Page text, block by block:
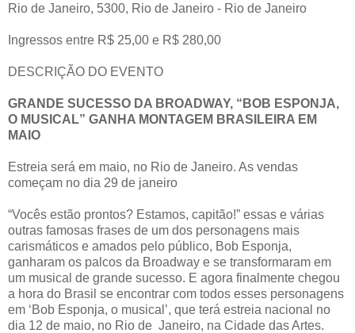
Rio de Janeiro, 5300, Rio de Janeiro - Rio de Janeiro
Ingressos entre R$ 25,00 e R$ 280,00
DESCRIÇÃO DO EVENTO
GRANDE SUCESSO DA BROADWAY, “BOB ESPONJA,
O MUSICAL” GANHA MONTAGEM BRASILEIRA EM
MAIO
Estreia será em maio, no Rio de Janeiro. As vendas
começam no dia 29 de janeiro
“Vocês estão prontos? Estamos, capitão!” essas e várias
outras famosas frases de um dos personagens mais
carismáticos e amados pelo público, Bob Esponja,
ganharam os palcos da Broadway e se transformaram em
um musical de grande sucesso. E agora finalmente chegou
a hora do Brasil se encontrar com todos esses personagens
em ‘Bob Esponja, o musical’, que terá estreia nacional no
dia 12 de maio, no Rio de Janeiro, na Cidade das Artes.